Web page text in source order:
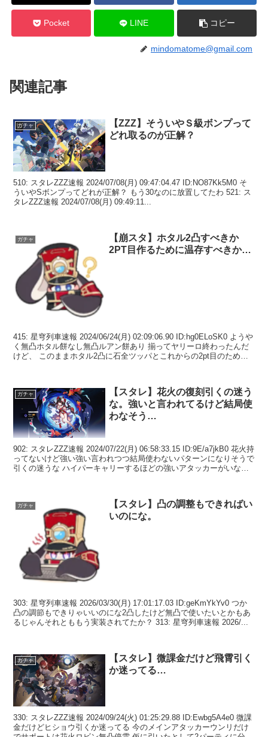
Pocket LINE コピー
mindomatome@gmail.com
関連記事
ガチャ
【ZZZ】そういやＳ級ボンプって
どれ取るのが正解？
510: スタレZZZ速報 2024/07/08(月) 09:47:04.47 ID:NO87Kk5M0 そ
ういやSボンプってどれが正解？ もう30なのに放置してたわ 521: ス
タレZZZ速報 2024/07/08(月) 09:49:11...
ガチャ
【崩スタ】ホタル2凸すべきか
2PT目作るために温存すべきか…
415: 星穹列車速報 2024/06/24(月) 02:09:06.90 ID:hg0ELoSK0 ようや
く無凸ホタル餅なし無凸ルアン餅あり 揃ってヤリーロ終わったんだ
けど、 このままホタル2凸に石全ツッパとこれからの2pt目のために
ガチャ
【スタレ】花火の復刻引くの迷う
な。強いと言われてるけど結局使
わなそう…
902: スタレZZZ速報 2024/07/22(月) 06:58:33.15 ID:9E/a7jkB0 花火持
ってないけど強い強い言われつつ結局使わないパターンになりそうで
引くの迷うな ハイパーキャリーするほどの強いアタッカーがいない
ガチャ
【スタレ】凸の調整もできればい
いのにな。
303: 星穹列車速報 2026/03/30(月) 17:01:17.03 ID:geKmYkYv0 つか
凸の調節もできりゃいいのにな2凸したけど無凸で使いたいとかもあ
るじゃんそれとももう実装されてたか？ 313: 星穹列車速報 2026/...
ガチャ
【スタレ】微課金だけど飛霄引く
か迷ってる…
330: スタレZZZ速報 2024/09/24(火) 01:25:29.88 ID:Ewbg5A4e0 微課
金だけどヒショウ引くか迷ってる 今のメインアタッカーウンリだけ